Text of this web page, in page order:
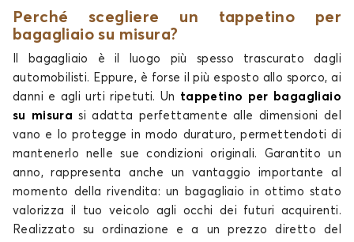
Tappetini per baule per
CHRYSLER
CITROEN
Tappetini per baule per
CUPRA
Tappetini per baule per
DACIA
Tappetini per baule per
Tappetini per baule per
Perché scegliere un tappetino per
bagagliaio su misura?
Il bagagliaio è il luogo più spesso trascurato dagli
automobilisti. Eppure, è forse il più esposto allo sporco, ai
danni e agli urti ripetuti. Un tappetino per bagagliaio
su misura si adatta perfettamente alle dimensioni del
vano e lo protegge in modo duraturo, permettendoti di
mantenerlo nelle sue condizioni originali. Garantito un
anno, rappresenta anche un vantaggio importante al
momento della rivendita: un bagagliaio in ottimo stato
valorizza il tuo veicolo agli occhi dei futuri acquirenti.
Realizzato su ordinazione e a un prezzo diretto del